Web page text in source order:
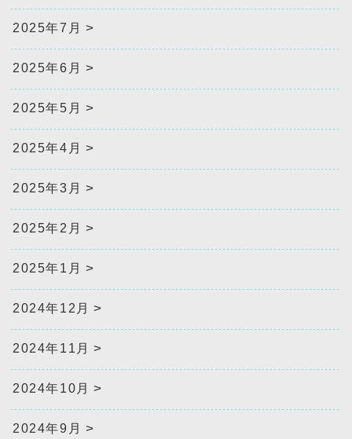
2025年7月
2025年6月
2025年5月
2025年4月
2025年3月
2025年2月
2025年1月
2024年12月
2024年11月
2024年10月
2024年9月